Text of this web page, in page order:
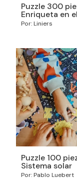
Puzzle 300
Enriqueta en
Por: Liniers
Puzzle 100
Sistema solar
Por: Pablo Luebert